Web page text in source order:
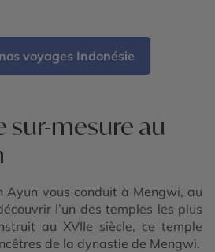
voyages Indonésie
sur-mesure au
Ayun vous conduit à Mengwi, au
l’un des temples les plus
au XVIIe siècle, ce temple
de la dynastie de Mengwi.